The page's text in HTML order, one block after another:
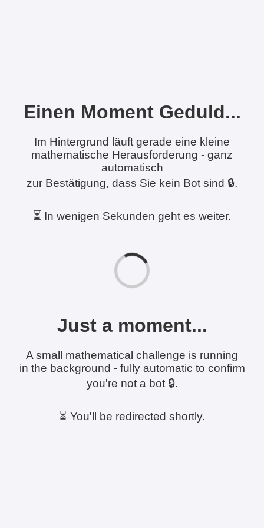
Einen Moment Geduld...
Im Hintergrund läuft gerade eine kleine
mathematische Herausforderung - ganz
automatisch
zur Bestätigung, dass Sie kein Bot sind 🔒.
⏳ In wenigen Sekunden geht es weiter.
Just a moment...
A small mathematical challenge is running
in the background - fully automatic to confirm
you're not a bot 🔒.
⏳ You'll be redirected shortly.